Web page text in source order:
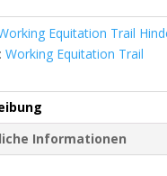
Equitation Trail
Working Equitation Trail
Informationen